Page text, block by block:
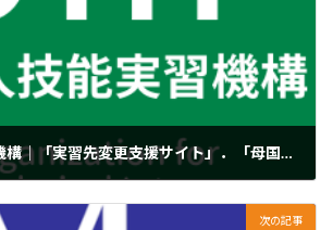
外国人技能実習機構｜「実習先変更支援サイト」．「母国語相談サイト」のシステムメンテナンスのお知らせ
次の記事